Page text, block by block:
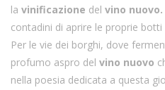
la vinificazione del vino nuovo.
contadini di aprire le proprie botti
Per le vie dei borghi, dove
profumo aspro del vino nuovo
nella poesia dedicata a questa